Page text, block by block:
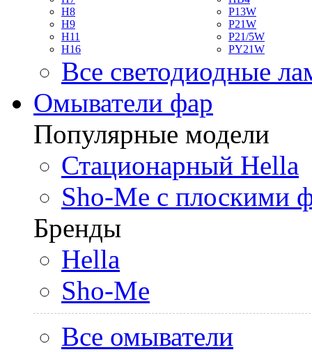
H8
H9
H11
H16
P13W
P21W
P21/5W
PY21W
Все светодиодные
Омыватели фар
Популярные модели
Стационарный Hella
Sho-Me с плоскими
Бренды
Hella
Sho-Me
Все омыватели